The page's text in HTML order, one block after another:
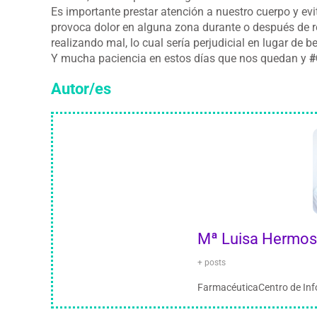
Es importante prestar atención a nuestro cuerpo y
provoca dolor en alguna zona durante o después de
realizando mal, lo cual sería perjudicial en lugar de
Y mucha paciencia en estos días que nos quedan y
Autor/es
Mª Luisa
+ posts
FarmacéuticaCentro de